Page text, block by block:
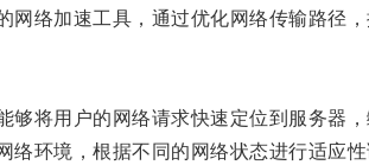
络加速工具，通过优化网络传输路径，
将用户的网络请求快速定位到服务器，
环境，根据不同的网络状态进行适应性